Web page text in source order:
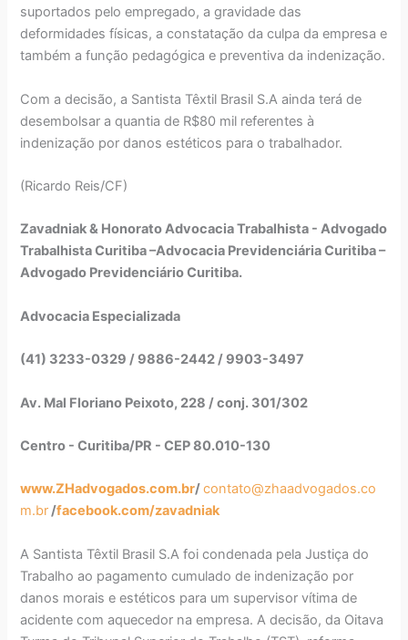
suportados pelo empregado, a gravidade das
deformidades físicas, a constatação da culpa da empresa e
também a função pedagógica e preventiva da indenização.
Com a decisão, a Santista Têxtil Brasil S.A ainda terá de
desembolsar a quantia de R$80 mil referentes à
indenização por danos estéticos para o trabalhador.
(Ricardo Reis/CF)
Zavadniak & Honorato Advocacia Trabalhista - Advogado
Trabalhista Curitiba –Advocacia Previdenciária Curitiba –
Advogado Previdenciário Curitiba.
Advocacia Especializada
(41) 3233-0329 / 9886-2442 / 9903-3497
Av. Mal Floriano Peixoto, 228 / conj. 301/302
Centro - Curitiba/PR - CEP 80.010-130
www.ZHadvogados.com.br/contato@zhaadvogados.co
m.br/facebook.com/zavadniak
A Santista Têxtil Brasil S.A foi condenada pela Justiça do
Trabalho ao pagamento cumulado de indenização por
danos morais e estéticos para um supervisor vítima de
acidente com aquecedor na empresa. A decisão, da Oitava